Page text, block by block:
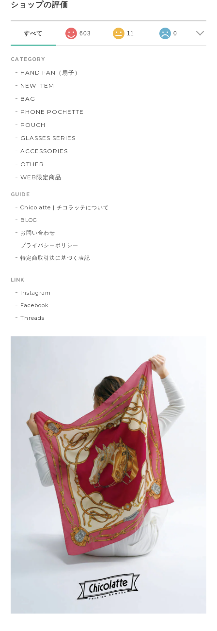
ショップの評価
すべて 603 11 0
CATEGORY
HAND FAN（扇子）
NEW ITEM
BAG
PHONE POCHETTE
POUCH
GLASSES SERIES
ACCESSORIES
OTHER
WEB限定商品
GUIDE
Chicolatte | チコラッテについて
BLOG
お問い合わせ
プライバシーポリシー
特定商取引法に基づく表記
LINK
Instagram
Facebook
Threads